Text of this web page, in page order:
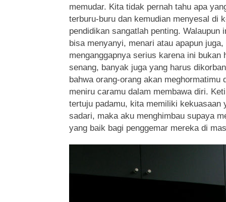
memudar. Kita tidak pernah tahu apa
terburu-buru dan kemudian menyesal di
pendidikan sangatlah penting. Walaupun
bisa menyanyi, menari atau apapun
menganggapnya serius karena ini bukan
senang, banyak juga yang harus
bahwa orang-orang akan meghormatimu
meniru caramu dalam membawa diri.
tertuju padamu, kita memiliki kekuasaan
sadari, maka aku menghimbau supaya
yang baik bagi penggemar mereka di